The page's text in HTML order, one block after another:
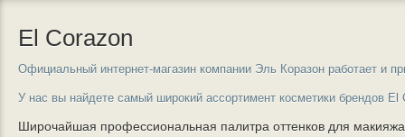
El Corazon
Официальный интернет-магазин компании Эль Коразон работает и
У нас вы найдете самый широкий ассортимент косметики брендов El
Широчайшая профессиональная палитра оттенков для